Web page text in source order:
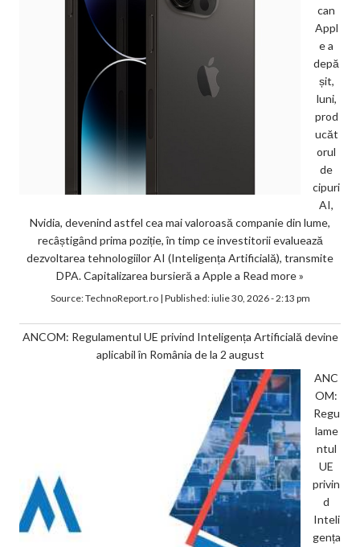
can
Appl
e a
depă
șit,
luni,
prod
ucăt
orul
de
cipuri
AI,
Nvidia, devenind astfel cea mai valoroasă companie din lume,
recâștigând prima poziție, în timp ce investitorii evaluează
dezvoltarea tehnologiilor AI (Inteligența Artificială), transmite
DPA. Capitalizarea bursieră a Apple a Read more »
Source:TechnoReport.ro| Published:iulie 30, 2026 - 2:13 pm
ANCOM: Regulamentul UE privind Inteligența Artificială devine
aplicabil în România de la 2 august
ANC
OM:
Regu
lame
ntul
UE
privin
d
Inteli
gența